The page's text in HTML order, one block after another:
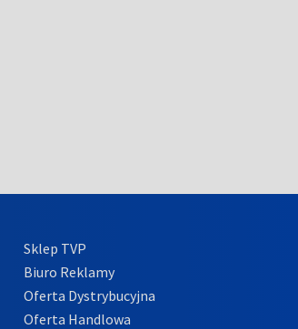
Sklep TVP
Biuro Reklamy
Oferta Dystrybucyjna
Oferta Handlowa